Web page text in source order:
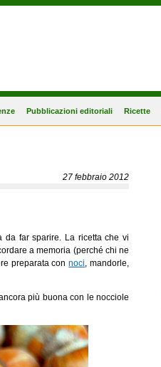
Pubblicazioni editoriali Ricette
27 febbraio 2012
da far sparire. La ricetta che vi
a memoria (perché chi ne
preparata connoci, mandorle,
più buona con le nocciole